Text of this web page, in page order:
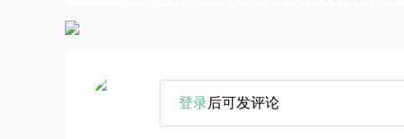
登录后可发评论